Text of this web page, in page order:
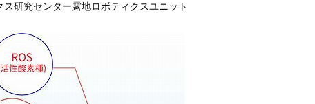
研究センター露地ロボティクスユニット